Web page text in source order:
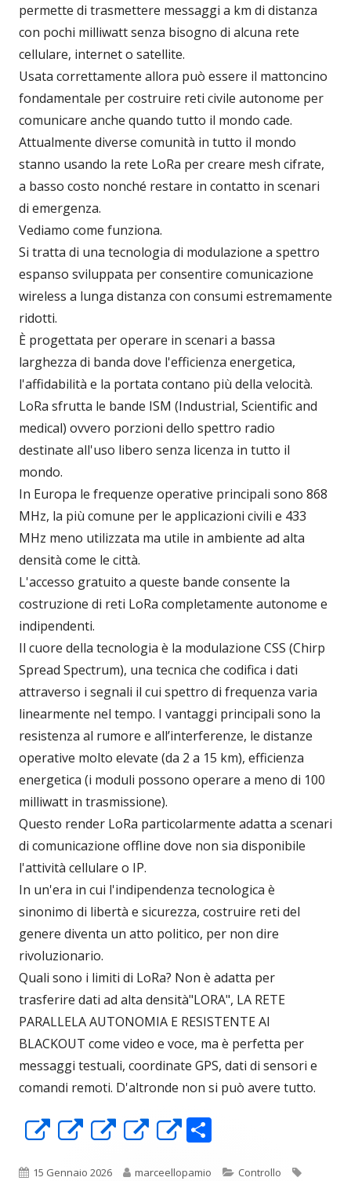
permette di trasmettere messaggi a km di distanza
con pochi milliwatt senza bisogno di alcuna rete
cellulare, internet o satellite.
Usata correttamente allora può essere il mattoncino
fondamentale per costruire reti civile autonome per
comunicare anche quando tutto il mondo cade.
Attualmente diverse comunità in tutto il mondo
stanno usando la rete LoRa per creare mesh cifrate,
a basso costo nonché restare in contatto in scenari
di emergenza.
Vediamo come funziona.
Si tratta di una tecnologia di modulazione a spettro
espanso sviluppata per consentire comunicazione
wireless a lunga distanza con consumi estremamente
ridotti.
È progettata per operare in scenari a bassa
larghezza di banda dove l'efficienza energetica,
l'affidabilità e la portata contano più della velocità.
LoRa sfrutta le bande ISM (Industrial, Scientific and
medical) ovvero porzioni dello spettro radio
destinate all'uso libero senza licenza in tutto il
mondo.
In Europa le frequenze operative principali sono 868
MHz, la più comune per le applicazioni civili e 433
MHz meno utilizzata ma utile in ambiente ad alta
densità come le città.
L'accesso gratuito a queste bande consente la
costruzione di reti LoRa completamente autonome e
indipendenti.
Il cuore della tecnologia è la modulazione CSS (Chirp
Spread Spectrum), una tecnica che codifica i dati
attraverso i segnali il cui spettro di frequenza varia
linearmente nel tempo. I vantaggi principali sono la
resistenza al rumore e all’interferenze, le distanze
operative molto elevate (da 2 a 15 km), efficienza
energetica (i moduli possono operare a meno di 100
milliwatt in trasmissione).
Questo render LoRa particolarmente adatta a scenari
di comunicazione offline dove non sia disponibile
l'attività cellulare o IP.
In un'era in cui l'indipendenza tecnologica è
sinonimo di libertà e sicurezza, costruire reti del
genere diventa un atto politico, per non dire
rivoluzionario.
Quali sono i limiti di LoRa? Non è adatta per
trasferire dati ad alta densità"LORA", LA RETE
PARALLELA AUTONOMIA E RESISTENTE AI
BLACKOUT come video e voce, ma è perfetta per
messaggi testuali, coordinate GPS, dati di sensori e
comandi remoti. D'altronde non si può avere tutto.
ApreApreApreApre
Apre
Pubblicato
15 Gennaio 2026 Autore
marceellopamio Categorie
Controllo